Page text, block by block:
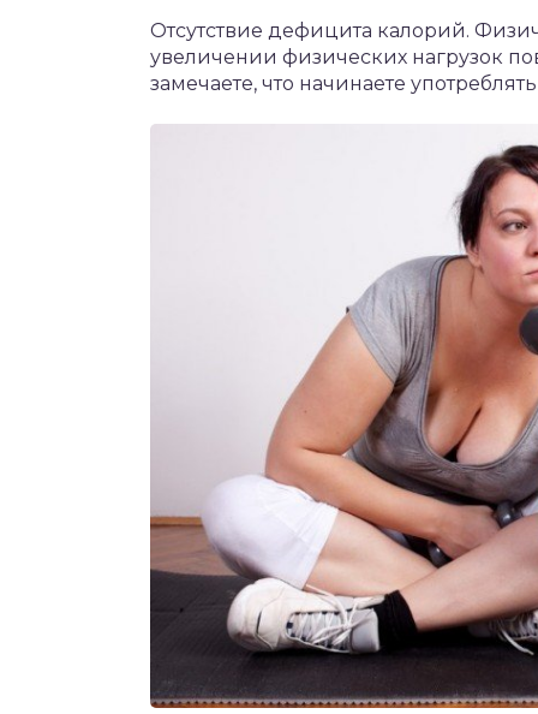
Отсутствие дефицита калорий.
увеличении физических нагрузок
замечаете, что начинаете